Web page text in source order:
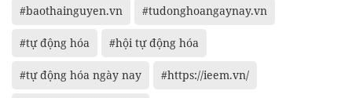
#baothainguyen.vn #tudonghoangaynay.vn
#tự động hóa #hội tự động hóa
#tự động hóa ngày nay #https://ieem.vn/